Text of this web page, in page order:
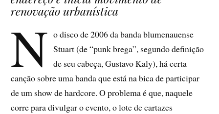
renovação urbanística
N o disco de 2006 da banda blumenauense
Stuart (de “punk brega”, segundo definição
de seu cabeça, Gustavo Kaly), há certa
canção sobre uma banda que está na bica de participar
de um show de hardcore. O problema é que, naquele
corre para divulgar o evento, o lote de cartazes